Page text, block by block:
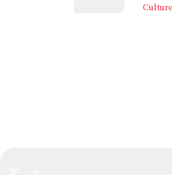
Culture